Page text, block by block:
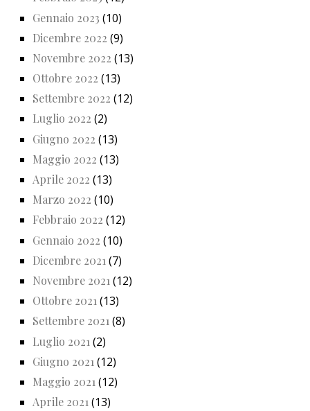
Gennaio 2023 (10)
Dicembre 2022 (9)
Novembre 2022 (13)
Ottobre 2022 (13)
Settembre 2022 (12)
Luglio 2022 (2)
Giugno 2022 (13)
Maggio 2022 (13)
Aprile 2022 (13)
Marzo 2022 (10)
Febbraio 2022 (12)
Gennaio 2022 (10)
Dicembre 2021 (7)
Novembre 2021 (12)
Ottobre 2021 (13)
Settembre 2021(8)
Luglio 2021 (2)
Giugno 2021 (12)
Maggio 2021 (12)
Aprile 2021 (13)